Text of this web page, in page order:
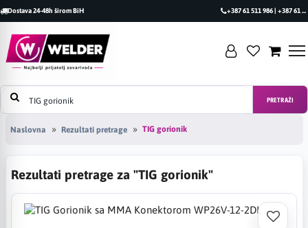
Dostava 24-48h širom BiH +387 61 511 986 | +387 61 493 470
PRETRAŽI
Naslovna Rezultati pretrage TIG gorionik
Rezultati pretrage za "TIG gorionik"